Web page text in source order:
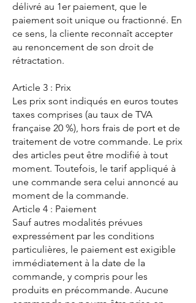
délivré au 1er paiement, que le
paiement soit unique ou fractionné. En
ce sens, la cliente reconnaît accepter
au renoncement de son droit de
rétractation.
Article 3 : Prix
Les prix sont indiqués en euros toutes
taxes comprises (au taux de TVA
française 20 %), hors frais de port et de
traitement de votre commande. Le prix
des articles peut être modifié à tout
moment. Toutefois, le tarif appliqué à
une commande sera celui annoncé au
moment de la commande.
Article 4 : Paiement
Sauf autres modalités prévues
expressément par les conditions
particulières, le paiement est exigible
immédiatement à la date de la
commande, y compris pour les
produits en précommande. Aucune